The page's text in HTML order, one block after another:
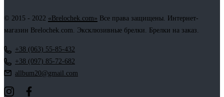
© 2015 - 2022 «Brelochek.com» Все права защищены. Интернет-
магазин Brelochek.com. Эксклюзивные брелки. Брелки на заказ.
+38 (063) 55-85-432
+38 (097) 85-72-682
allbum20@gmail.com